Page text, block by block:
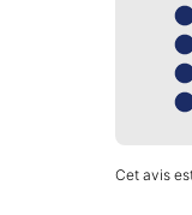
Cet avis